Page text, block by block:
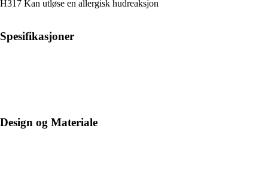
H317 Kan utløse en allergisk hudreaksjon
Spesifikasjoner
Design og Materiale